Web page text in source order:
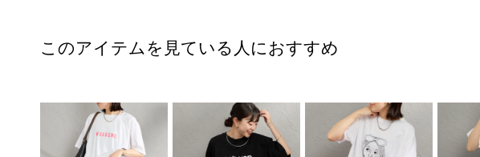
このアイテムを見ている人におすすめ